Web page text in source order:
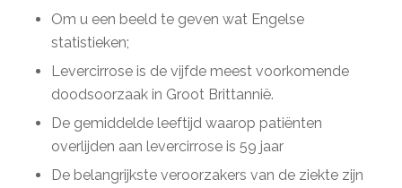
Om u een beeld te geven wat Engelse
statistieken;
Levercirrose is de vijfde meest voorkomende
doodsoorzaak in Groot Brittannië.
De gemiddelde leeftijd waarop patiënten
overlijden aan levercirrose is 59 jaar
De belangrijkste veroorzakers van de ziekte zijn